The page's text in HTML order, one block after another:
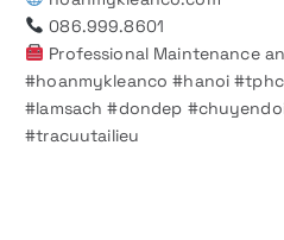
086.999.8601
Professional Maintenance
#hoanmykleanco #hanoi
#lamsach #dondep
#tracuutailieu